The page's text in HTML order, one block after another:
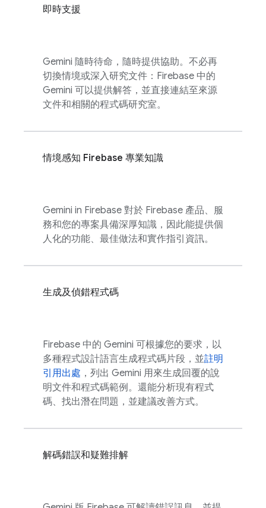
即時支援
Gemini 隨時待命，隨時提供協助。不必再
切換情境或深入研究文件： Firebase 中的
Gemini 可以提供解答，並直接連結至來源
文件和相關的程式碼研究室。
情境感知 Firebase 專業知識
Gemini in Firebase 對於 Firebase 產品、服
務和您的專案具備深厚知識，因此能提供個
人化的功能、最佳做法和實作指引資訊。
生成及偵錯程式碼
Firebase 中的 Gemini 可根據您的要求，以
多種程式設計語言生成程式碼片段，並註明
引用出處 ，列出 Gemini 用來生成回覆的說
明文件和程式碼範例。還能分析現有程式
碼、找出潛在問題，並建議改善方式。
解碼錯誤和疑難排解